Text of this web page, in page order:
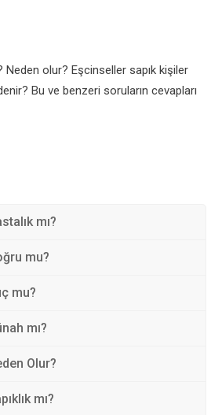
Neden olur? Eşcinseller sapık kişiler
Bu ve benzeri soruların cevapları
mı?
mu?
mu?
mı?
Olur?
mı?